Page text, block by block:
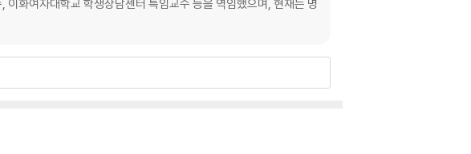
화여자대학교 학생상담센터 특임교수 등을 역임했으며, 현재는 명